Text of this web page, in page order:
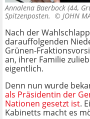
Annalena Baerbock (44,
Spitzenposten. © JOHN
Nach der
darauffolgenden
Grünen-
an, ihrer Familie
eigentlich.
Denn nun wurde
als Präsidentin der
Nationen gesetzt ist.
Kabinetts macht es